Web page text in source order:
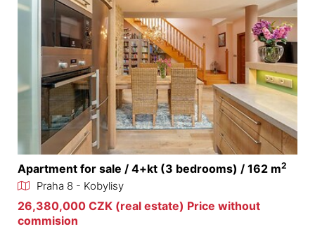
Apartment for sale / 4+kt (3 bedrooms) / 162 m2
Praha 8 - Kobylisy
26,380,000 CZK (real estate) Price without
commision